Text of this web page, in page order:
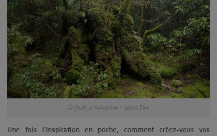
En forêt, à Yakushima – photo Σ64
Une fois l’inspiration en poche, comment créez-vous vos